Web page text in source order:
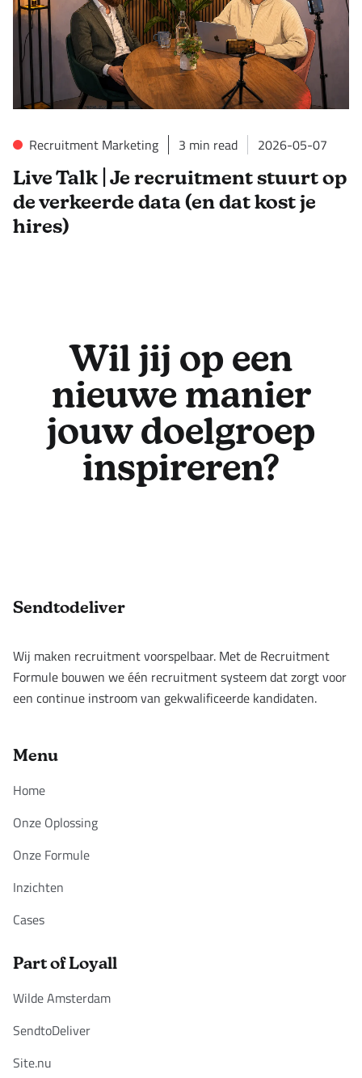
Recruitment Marketing 3 min read 2026-05-07
Live Talk | Je recruitment stuurt op
de verkeerde data (en dat kost je
hires)
Wil jij op een
nieuwe manier
jouw doelgroep
inspireren?
Footer
Sendtodeliver
Wij maken recruitment voorspelbaar. Met de Recruitment
Formule bouwen we één recruitment systeem dat zorgt voor
een continue instroom van gekwalificeerde kandidaten.
Menu
Home
Onze Oplossing
Onze Formule
Inzichten
Cases
Part of Loyall
Wilde Amsterdam
SendtoDeliver
Site.nu